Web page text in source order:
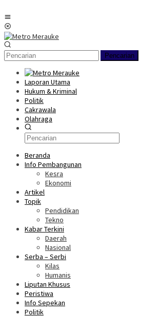
ke
konten
Pencarian
Laporan Utama
Hukum & Kriminal
Politik
Cakrawala
Olahraga
Beranda
Info Pembangunan
Kesra
Ekonomi
Artikel
Topik
Pendidikan
Tekno
Kabar Terkini
Daerah
Nasional
Serba – Serbi
Kilas
Humanis
Liputan Khusus
Peristiwa
Info Sepekan
Politik